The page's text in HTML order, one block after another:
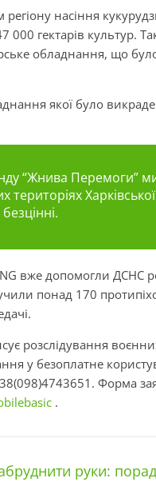
насіння
000 гектарів культур.
обладнання, що
якої було
“Жнива Перемоги”
Харківської
вже допомогли ДСНС
понад 170
розслідування
у безоплатне
Форма
.
руки: